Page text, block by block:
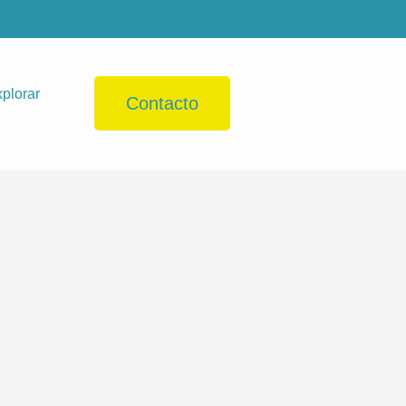
Contacto